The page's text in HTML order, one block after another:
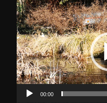
Video-
Player
00:00